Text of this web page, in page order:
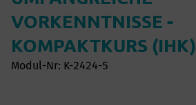
VORKENNTNISSE -
KOMPAKTKURS (IHK)
Modul-Nr: K-2424-5